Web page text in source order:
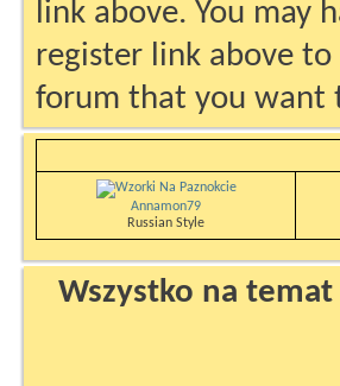
link above. You may
register link above to
forum that you want
Annamon79
Russian Style
Wszystko na